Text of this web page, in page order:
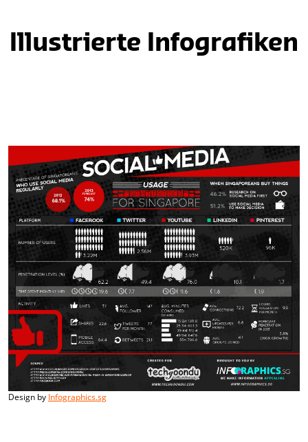
Illustrierte Infografiken
Design by Infographics.sg